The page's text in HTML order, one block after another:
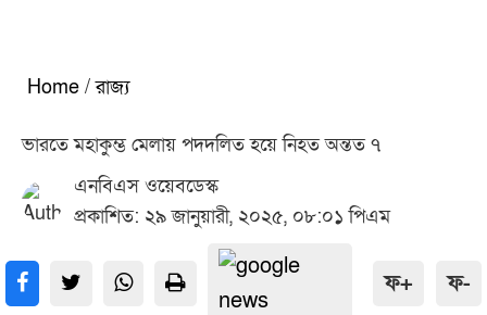
Home / রাজ্য
ভারতে মহাকুম্ভ মেলায় পদদলিত হয়ে নিহত অন্তত ৭
এনবিএস ওয়েবডেস্ক
প্রকাশিত: ২৯ জানুয়ারী, ২০২৫, ০৮:০১ পিএম
ফ+ ফ-